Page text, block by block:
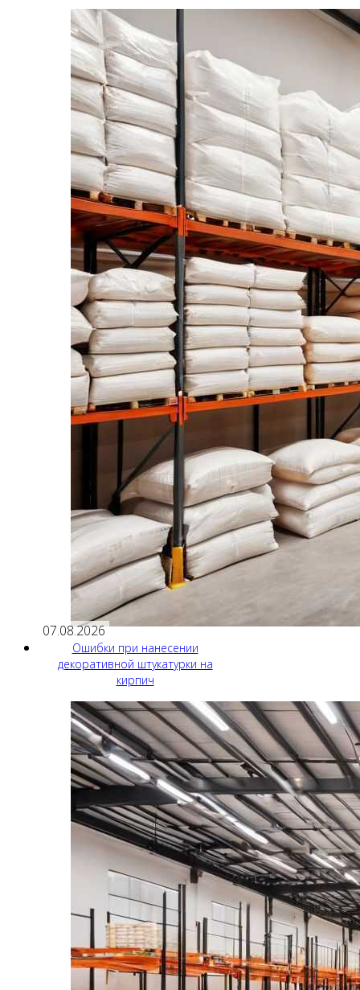
07.08.2026
Ошибки при нанесении
декоративной штукатурки на
кирпич